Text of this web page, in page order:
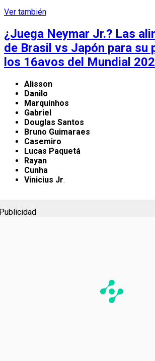
Ver también
¿Juega Neymar Jr.? Las
de Brasil vs Japón para su
los 16avos del Mundial
Alisson
Danilo
Marquinhos
Gabriel
Douglas Santos
Bruno Guimaraes
Casemiro
Lucas Paquetá
Rayan
Cunha
Vinicius Jr.